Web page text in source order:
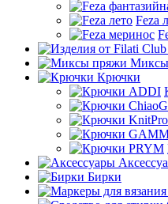
Feza
Крючки
Бирки